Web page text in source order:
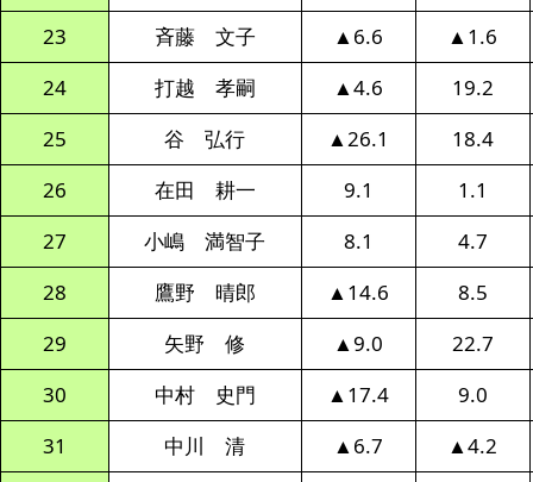
23
斉藤 文子 ▲6.6
▲1.6
24
打越 孝嗣 ▲4.6
19.2
25
谷 弘行 ▲26.1
18.4
26
在田 耕一 9.1
1.1
27
小嶋 満智子 8.1
4.7
28
鷹野 晴郎 ▲14.6
8.5
29
矢野 修 ▲9.0
22.7
30
中村 史門 ▲17.4
9.0
31
中川 清 ▲6.7
▲4.2